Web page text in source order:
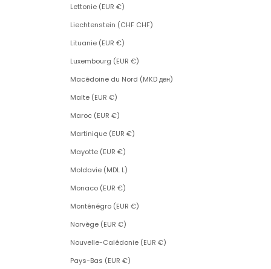
Lettonie (EUR €)
Liechtenstein (CHF CHF)
Lituanie (EUR €)
Luxembourg (EUR €)
Macédoine du Nord (MKD ден)
Malte (EUR €)
Maroc (EUR €)
Martinique (EUR €)
Mayotte (EUR €)
Moldavie (MDL L)
Monaco (EUR €)
Monténégro (EUR €)
Norvège (EUR €)
Nouvelle-Calédonie (EUR €)
Pays-Bas (EUR €)